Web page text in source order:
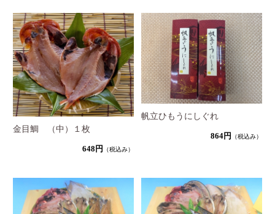
金目鯛 （中）１枚
648円 （税込み）
帆立ひもうにしぐれ
864円 （税込み）